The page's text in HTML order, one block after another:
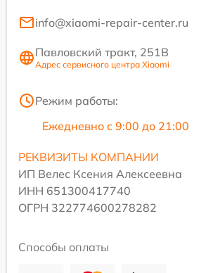
info@xiaomi-repair-center.ru
Павловский тракт, 251В
Адрес сервисного центра Xiaomi
Режим работы:
Ежедневно с 9:00 до 21:00
РЕКВИЗИТЫ КОМПАНИИ
ИП Велес Ксения Алексеевна
ИНН 651300417740
ОГРН 322774600278282
Способы оплаты